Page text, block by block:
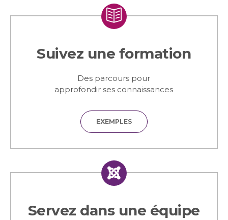
Suivez une formation
Des parcours pour
approfondir ses connaissances
EXEMPLES
Servez dans une équipe